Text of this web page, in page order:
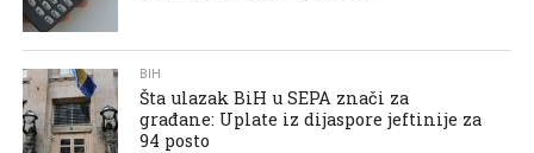
BIH
Šta ulazak BiH u SEPA znači za
građane: Uplate iz dijaspore jeftinije za
94 posto